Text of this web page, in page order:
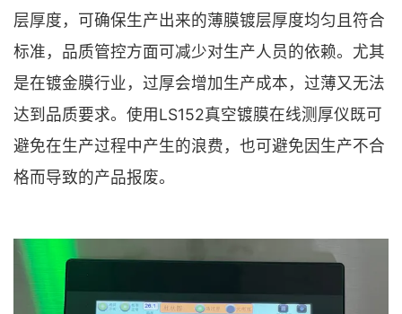
层厚度，可确保生产出来的薄膜镀层厚度均匀且符合
标准，品质管控方面可减少对生产人员的依赖。尤其
是在镀金膜行业，过厚会增加生产成本，过薄又无法
达到品质要求。使用LS152真空镀膜在线测厚仪既可
避免在生产过程中产生的浪费，也可避免因生产不合
格而导致的产品报废。